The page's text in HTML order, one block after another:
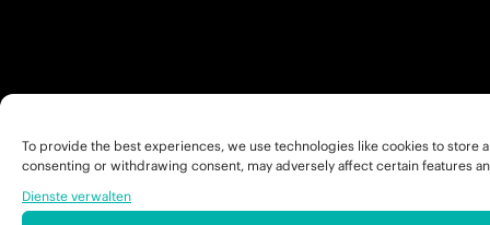
To provide the best experiences, we use technologies like cookies to
consenting or withdrawing consent, may adversely affect certain features
Dienste verwalten